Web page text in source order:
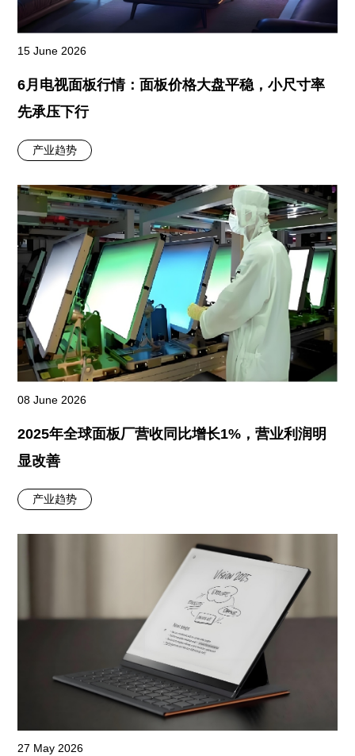
15 June 2026
6月电视面板行情：面板价格大盘平稳，小尺寸率
先承压下行
产业趋势
08 June 2026
2025年全球面板厂营收同比增长1%，营业利润明
显改善
产业趋势
27 May 2026